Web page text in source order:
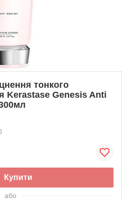
тонкого
Kerastase Genesis Anti
Купити
або